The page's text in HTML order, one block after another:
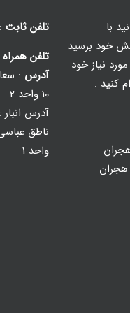
با
خود برسید
نیاز خود
کنید .
تلفن ثابت
تلفن همراه
آدرس :
10 واحد 2
آدرس
واحد 1